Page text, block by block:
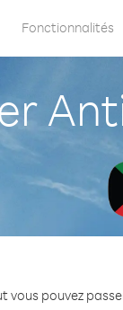
Fonctionnalités
vous pouvez